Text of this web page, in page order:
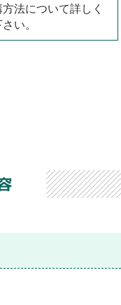
法について詳しく
い。